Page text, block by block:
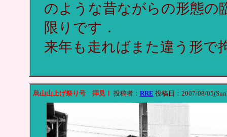
のような昔ながらの形態の
限りです．
来年も走ればまた違う形で
烏山山上げ祭り号 拝見！ 投稿者： RRE 投稿日：2007/08/